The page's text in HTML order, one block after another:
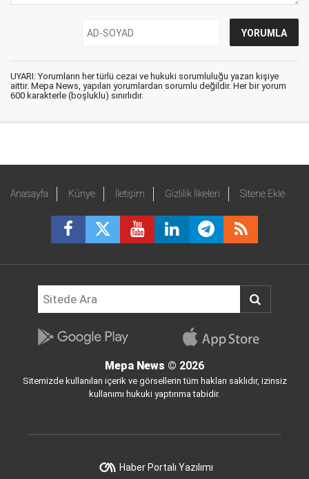
UYARI: Yorumların her türlü cezai ve hukuki sorumluluğu yazan kişiye
aittir. Mepa News, yapılan yorumlardan sorumlu değildir. Her bir yorum
600 karakterle (boşluklu) sınırlıdır.
Anasayfa Künye İletişim Gizlilik İlkeleri Sitene Ekle
Mepa News © 2026
Sitemizde kullanılan içerik ve görsellerin tüm hakları saklıdır, izinsiz
kullanımı hukuki yaptırıma tabidir.
Haber Portalı Yazılımı